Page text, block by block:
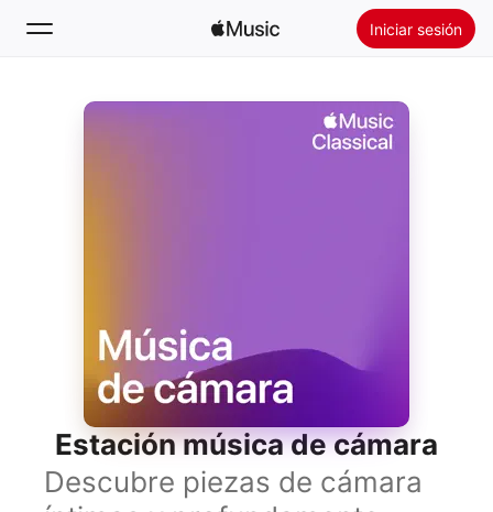
Iniciar sesión
Buscar
Estación música de cámara
Descubre piezas de cámara